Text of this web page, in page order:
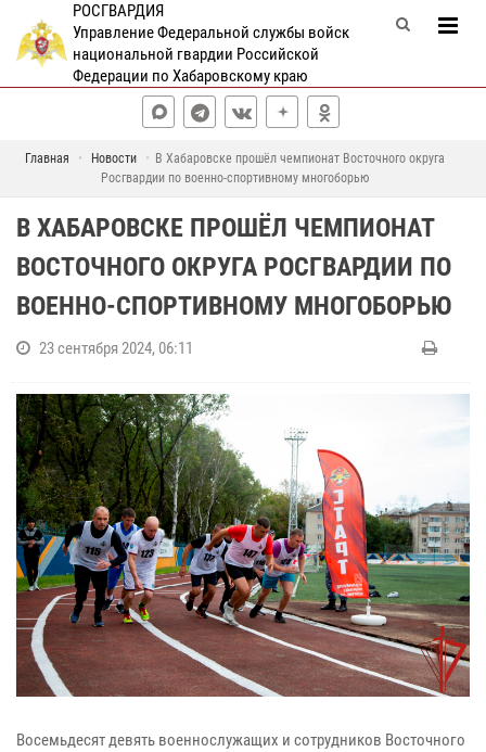
РОСГВАРДИЯ
Управление Федеральной службы войск
национальной гвардии Российской
Федерации по Хабаровскому краю
Главная Новости
В Хабаровске прошёл чемпионат Восточного округа
Росгвардии по военно-спортивному многоборью
В ХАБАРОВСКЕ ПРОШЁЛ ЧЕМПИОНАТ
ВОСТОЧНОГО ОКРУГА РОСГВАРДИИ ПО
ВОЕННО-СПОРТИВНОМУ МНОГОБОРЬЮ
23 сентября 2024, 06:11
Восемьдесят девять военнослужащих и сотрудников Восточного